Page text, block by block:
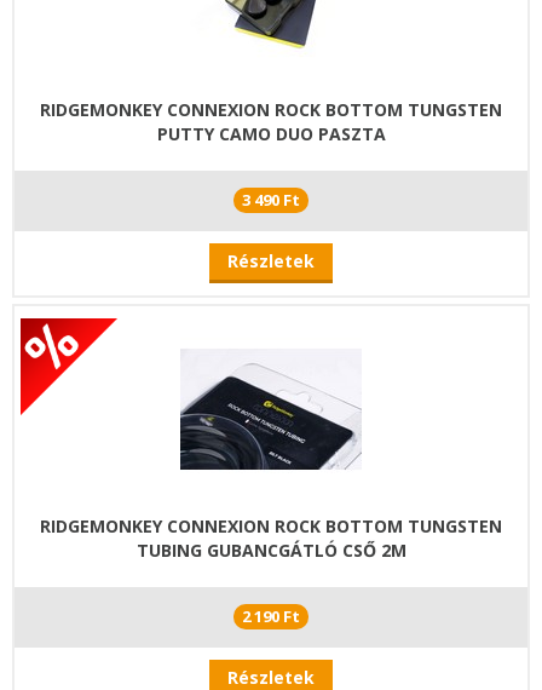
RIDGEMONKEY CONNEXION ROCK BOTTOM TUNGSTEN
PUTTY CAMO DUO PASZTA
3 490 Ft
Részletek
RIDGEMONKEY CONNEXION ROCK BOTTOM TUNGSTEN
TUBING GUBANCGÁTLÓ CSŐ 2M
2 190 Ft
Részletek